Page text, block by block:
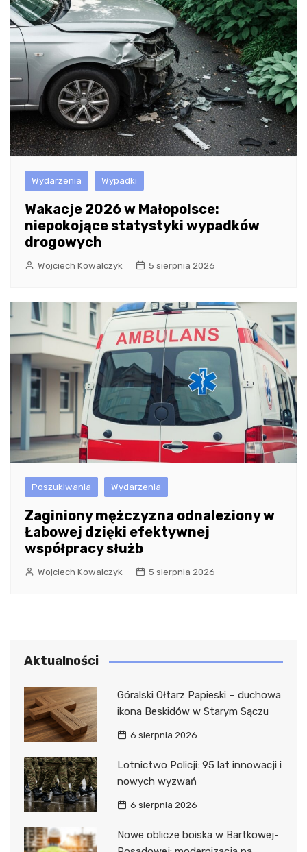
Wydarzenia Wypadki
Wakacje 2026 w Małopolsce:
niepokojące statystyki wypadków
drogowych
Wojciech Kowalczyk 5 sierpnia 2026
Poszukiwania Wydarzenia
Zaginiony mężczyzna odnaleziony w
Łabowej dzięki efektywnej
współpracy służb
Wojciech Kowalczyk 5 sierpnia 2026
Aktualności
Góralski Ołtarz Papieski – duchowa
ikona Beskidów w Starym Sączu
6 sierpnia 2026
Lotnictwo Policji: 95 lat innowacji i
nowych wyzwań
6 sierpnia 2026
Nowe oblicze boiska w Bartkowej-